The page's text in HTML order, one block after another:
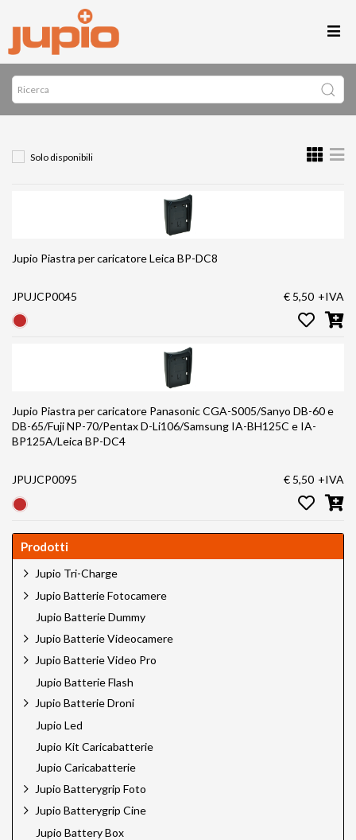
Solo disponibili
Jupio Piastra per caricatore Leica BP-DC8
JPUJCP0045 € 5,50 +IVA
Jupio Piastra per caricatore Panasonic CGA-S005/Sanyo DB-60 e
DB-65/Fuji NP-70/Pentax D-Li106/Samsung IA-BH125C e IA-
BP125A/Leica BP-DC4
JPUJCP0095 € 5,50 +IVA
Prodotti
Jupio Tri-Charge
Jupio Batterie Fotocamere
Jupio Batterie Dummy
Jupio Batterie Videocamere
Jupio Batterie Video Pro
Jupio Batterie Flash
Jupio Batterie Droni
Jupio Led
Jupio Kit Caricabatterie
Jupio Caricabatterie
Jupio Batterygrip Foto
Jupio Batterygrip Cine
Jupio Battery Box